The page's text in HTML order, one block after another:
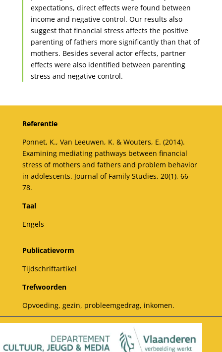
expectations, direct effects were found between
income and negative control. Our results also
suggest that financial stress affects the positive
parenting of fathers more significantly than that of
mothers. Besides several actor effects, partner
effects were also identified between parenting
stress and negative control.
Referentie
Ponnet, K., Van Leeuwen, K. & Wouters, E. (2014).
Examining mediating pathways between financial
stress of mothers and fathers and problem behavior
in adolescents. Journal of Family Studies, 20(1), 66-
78.
Taal
Engels
Publicatievorm
Tijdschriftartikel
Trefwoorden
Opvoeding, gezin, probleemgedrag, inkomen.